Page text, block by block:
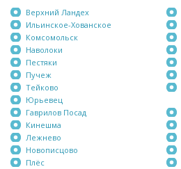
Верхний Ландех
Ильинское-Хованское
Комсомольск
Наволоки
Пестяки
Пучеж
Тейково
Юрьевец
Гаврилов Посад
Кинешма
Лежнево
Новописцово
Плёс